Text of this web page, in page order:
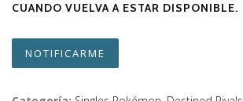
CUANDO VUELVA A ESTAR DISPONIBLE.
NOTIFICARME